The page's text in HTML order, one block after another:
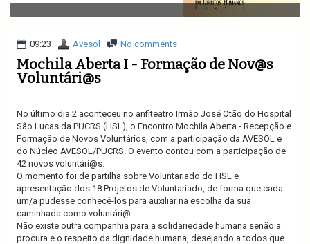
v
i
a
i
09:23 Avesol No comments
Mochila Aberta I - Formação de Nov@s
Voluntári@s
No último dia 2 aconteceu no anfiteatro Irmão José Otão do Hospital
São Lucas da PUCRS (HSL), o Encontro Mochila Aberta - Recepção e
Formação de Novos Voluntários, com a participação da AVESOL e
do Núcleo AVESOL/PUCRS. O evento contou com a participação de
42 novos voluntári@s.
O momento foi de partilha sobre Voluntariado do HSL e
apresentação dos 18 Projetos de Voluntariado, de forma que cada
um/a pudesse conhecê-los para auxiliar na escolha da sua
caminhada como voluntári@.
Não existe outra companhia para a solidariedade humana senão a
procura e o respeito da dignidade humana, desejando a todos que